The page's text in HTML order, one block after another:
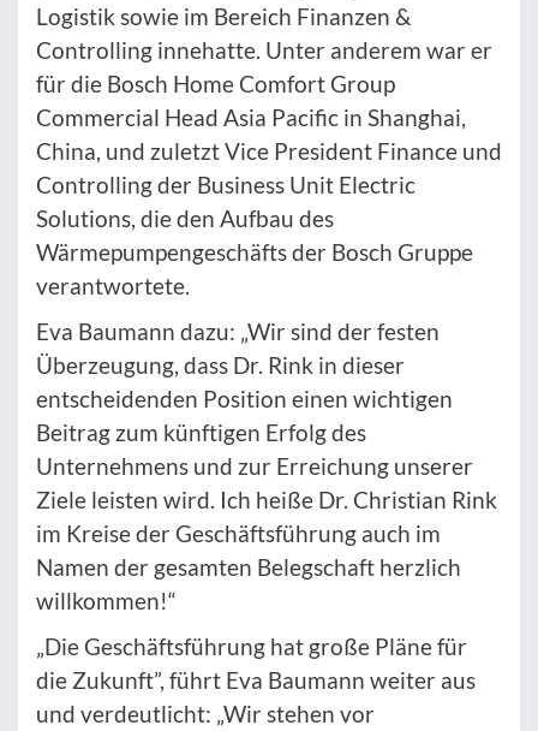
Logistik sowie im Bereich Finanzen &
Controlling innehatte. Unter anderem war er
für die Bosch Home Comfort Group
Commercial Head Asia Pacific in Shanghai,
China, und zuletzt Vice President Finance und
Controlling der Business Unit Electric
Solutions, die den Aufbau des
Wärmepumpengeschäfts der Bosch Gruppe
verantwortete.
Eva Baumann dazu: „Wir sind der festen
Überzeugung, dass Dr. Rink in dieser
entscheidenden Position einen wichtigen
Beitrag zum künftigen Erfolg des
Unternehmens und zur Erreichung unserer
Ziele leisten wird. Ich heiße Dr. Christian Rink
im Kreise der Geschäftsführung auch im
Namen der gesamten Belegschaft herzlich
willkommen!“
„Die Geschäftsführung hat große Pläne für
die Zukunft”, führt Eva Baumann weiter aus
und verdeutlicht: „Wir stehen vor